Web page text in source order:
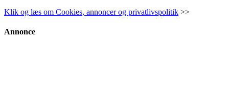
Klik og læs om Cookies, annoncer og privatlivspolitik >>
Annonce